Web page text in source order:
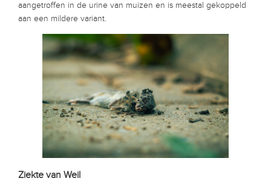
aangetroffen in de urine van muizen en is meestal gekoppeld
aan een mildere variant.
Ziekte van Weil